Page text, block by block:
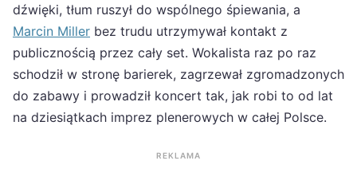
dźwięki, tłum ruszył do wspólnego śpiewania, a
Marcin Miller bez trudu utrzymywał kontakt z
publicznością przez cały set. Wokalista raz po raz
schodził w stronę barierek, zagrzewał zgromadzonych
do zabawy i prowadził koncert tak, jak robi to od lat
na dziesiątkach imprez plenerowych w całej Polsce.
REKLAMA